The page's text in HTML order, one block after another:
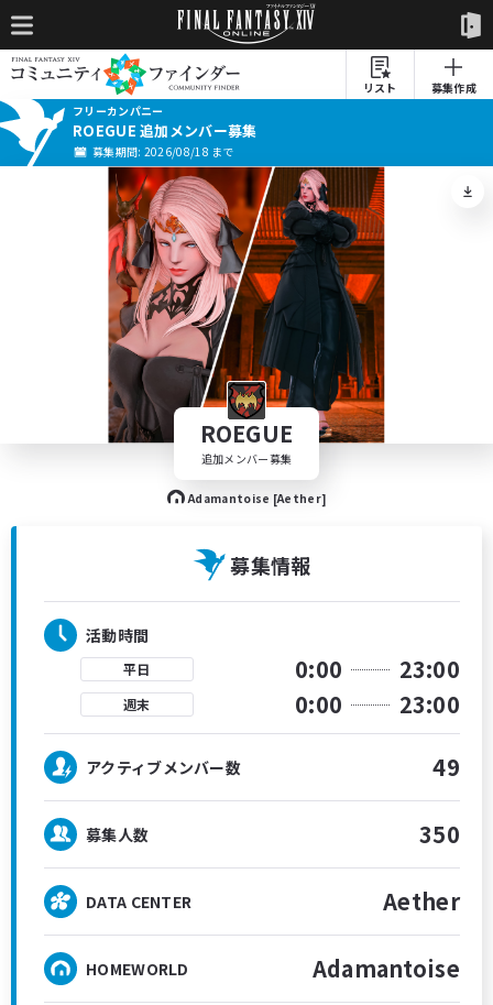
リスト
募集作成
フリーカンパニー
ROEGUE 追加メンバー募集
募集期間: 2026/08/18 まで
ROEGUE
追加メンバー募集
Adamantoise [Aether]
募集情報
活動時間
平日 0:00 23:00
週末 0:00 23:00
アクティブメンバー数 49
募集人数 350
DATA CENTER Aether
HOMEWORLD Adamantoise